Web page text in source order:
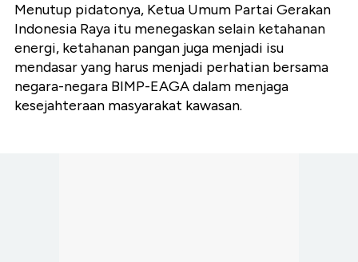
Menutup pidatonya, Ketua Umum Partai Gerakan
Indonesia Raya itu menegaskan selain ketahanan
energi, ketahanan pangan juga menjadi isu
mendasar yang harus menjadi perhatian bersama
negara-negara BIMP-EAGA dalam menjaga
kesejahteraan masyarakat kawasan.